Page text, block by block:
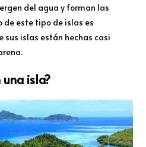
del agua y forman las
de este tipo de islas es
islas están hechas casi
isla?